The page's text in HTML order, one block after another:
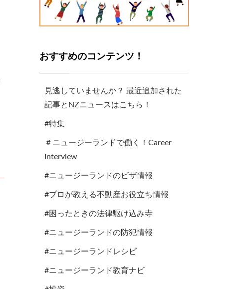
おすすめのコンテンツ！
見逃していませんか？ 最近追加された
記事とNZニュースはこちら！
#特集
＃ニュージーランドで働く！Career
Interview
#ニュージーランドのビザ情報
#プロが教える不動産お役立ち情報
#困ったときの法律駆け込み寺
#ニュージーランドの防犯情報
#ニュージーランドレシピ
#ニュージーランド教育ナビ